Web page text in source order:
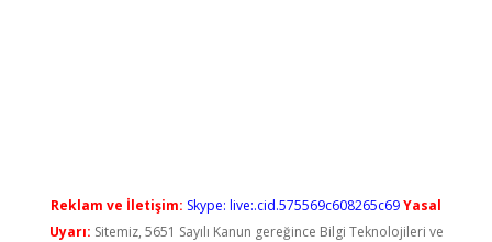
Reklam ve İletişim: Skype: live:.cid.575569c608265c69Yasal
Uyarı: Sitemiz, 5651 Sayılı Kanun gereğince Bilgi Teknolojileri ve